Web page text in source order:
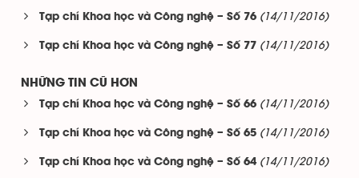
Tạp chí Khoa học và Công nghệ – Số 76 (14/11/2016)
Tạp chí Khoa học và Công nghệ – Số 77 (14/11/2016)
NHỮNG TIN CŨ HƠN
Tạp chí Khoa học và Công nghệ – Số 66 (14/11/2016)
Tạp chí Khoa học và Công nghệ – Số 65 (14/11/2016)
Tạp chí Khoa học và Công nghệ – Số 64 (14/11/2016)